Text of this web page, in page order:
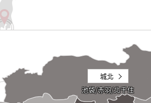
城北
池袋/赤羽/北千住